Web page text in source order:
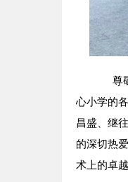
尊敬
心小学的
昌盛、继
的深切热
术上的卓